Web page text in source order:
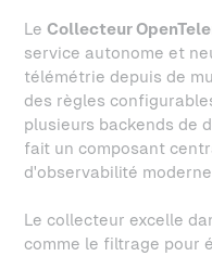
LeCollecteur
service autonome et
télémétrie depuis de
des règles
plusieurs backends de
fait un composant
d'observabilité
Le collecteur excelle
comme le filtrage pour